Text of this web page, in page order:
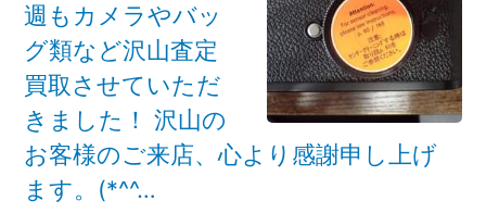
週もカメラやバッ
グ類など沢山査定
買取させていただ
きました！ 沢山の
お客様のご来店、心より感謝申し上げ
ます。(*^^…